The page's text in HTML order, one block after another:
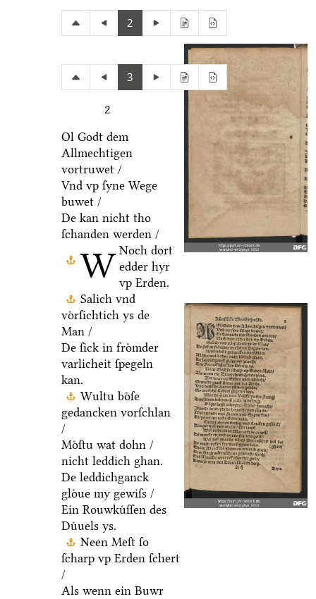
2
3
2
W
Ol Godt dem
Allmechtigen
vortruwet /
Vnd vp ſyne Wege
buwet /
De kan nicht tho
ſchanden werden /
Noch dort
edder hyr
vp Erden.
Salich vnd
voͤrſichtich ys de
Man /
De ſick in froͤmder
varlicheit ſpegeln
kan.
Wultu boͤſe
gedancken vorſchlan
/
Moͤſtu wat dohn /
nicht leddich ghan.
De leddichganck
gloͤue my gewiſs /
Ein Rouwkuͤſſen des
Duͤuels ys.
Neen Meſt ſo
ſcharp vp Erden ſchert
/
Als wenn ein Buwr